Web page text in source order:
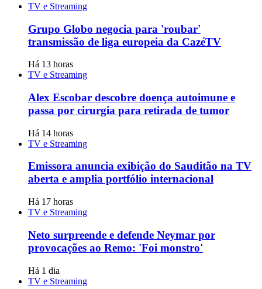
TV e Streaming
Grupo Globo negocia para 'roubar'
transmissão de liga europeia da CazéTV
Há 13 horas
TV e Streaming
Alex Escobar descobre doença autoimune e
passa por cirurgia para retirada de tumor
Há 14 horas
TV e Streaming
Emissora anuncia exibição do Sauditão na TV
aberta e amplia portfólio internacional
Há 17 horas
TV e Streaming
Neto surpreende e defende Neymar por
provocações ao Remo: 'Foi monstro'
Há 1 dia
TV e Streaming